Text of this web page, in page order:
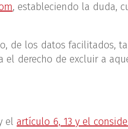
, estableciendo la duda,
de los datos
el derecho de excluir a
el artículo 6, 13 y el